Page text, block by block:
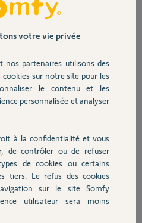
sur l'application. La SWITCH est
de la SWITCH, le problème
??
fil de discussion
votre vie privée
nos partenaires utilisons des
cookies sur notre site pour les
le contenu et les
personnalisée et analyser
à la confidentialité et vous
de contrôler ou de refuser
de cookies ou certains
tiers. Le refus des cookies
sur le site Somfy
utilisateur sera moins